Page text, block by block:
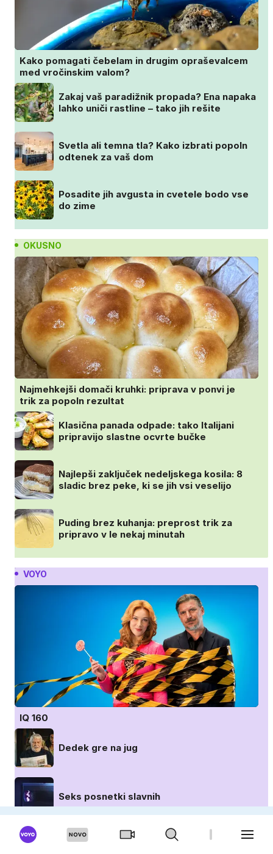
Kako pomagati čebelam in drugim opraševalcem
med vročinskim valom?
Zakaj vaš paradižnik propada? Ena napaka
lahko uniči rastline – tako jih rešite
Svetla ali temna tla? Kako izbrati popoln
odtenek za vaš dom
Posadite jih avgusta in cvetele bodo vse
do zime
OKUSNO
Najmehkejši domači kruhki: priprava v ponvi je
trik za popoln rezultat
Klasična panada odpade: tako Italijani
pripravijo slastne ocvrte bučke
Najlepši zaključek nedeljskega kosila: 8
sladic brez peke, ki se jih vsi veselijo
Puding brez kuhanja: preprost trik za
pripravo v le nekaj minutah
VOYO
IQ 160
Dedek gre na jug
Seks posnetki slavnih
Poroka na prvi pogled: Avstralija